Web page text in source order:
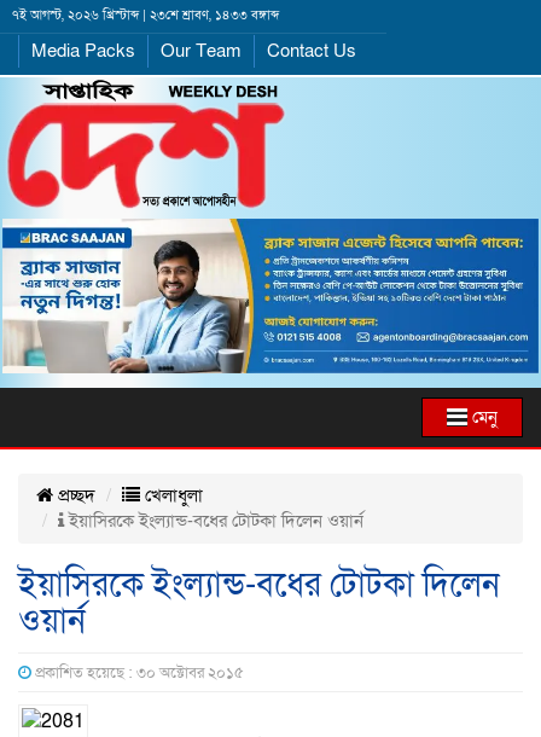
৭ই আগস্ট, ২০২৬ খ্রিস্টাব্দ | ২৩শে শ্রাবণ, ১৪৩৩ বঙ্গাব্দ
Media Packs Our Team Contact Us
মেনু
প্রচ্ছদ
খেলাধুলা
ইয়াসিরকে ইংল্যান্ড-বধের টোটকা দিলেন ওয়ার্ন
ইয়াসিরকে ইংল্যান্ড-বধের টোটকা দিলেন
ওয়ার্ন
প্রকাশিত হয়েছে : ৩০ অক্টোবর ২০১৫